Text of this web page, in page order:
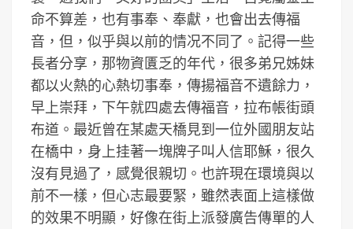
命不算差，也有事奉、奉獻，也會出去傳福
音，但，似乎與以前的情况不同了。記得一些
長者分享，那物資匱乏的年代，很多弟兄姊妹
都以火熱的心熱切事奉，傳揚福音不遺餘力，
早上崇拜，下午就四處去傳福音，拉布帳街頭
布道。最近曾在某處天橋見到一位外國朋友站
在橋中，身上挂著一塊牌子叫人信耶穌，很久
沒有見過了，感覺很親切。也許現在環境與以
前不一樣，但心志最要緊，雖然表面上這樣做
的效果不明顯，好像在街上派發廣告傳單的人